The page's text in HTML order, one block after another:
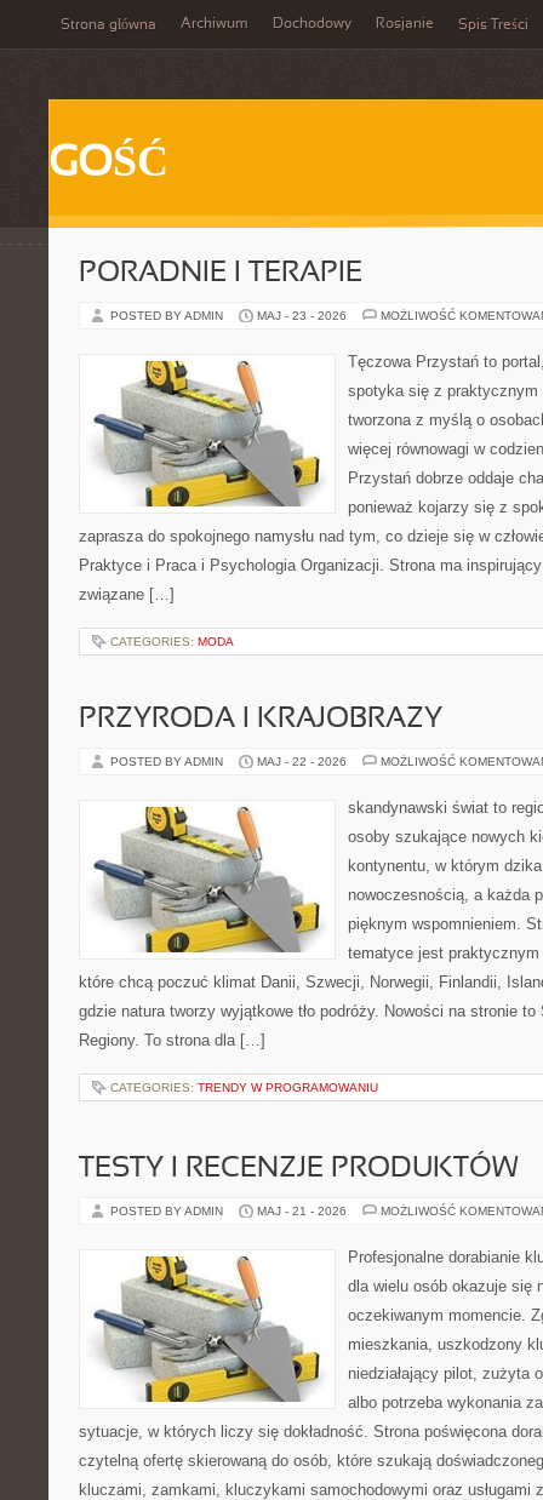
Strona główna Archiwum Dochodowy Rosjanie Spis Treści
GOŚĆ
PORADNIE I TERAPIE
POSTED BY ADMIN MAJ - 23 - 2026 MOŻLIWOŚĆ
Tęczowa Przystań to
spotyka się z praktycznym
tworzona z myślą o
więcej równowagi w
Przystań dobrze oddaje
ponieważ kojarzy się z
zaprasza do spokojnego namysłu nad tym, co dzieje się w
Praktyce i Praca i Psychologia Organizacji. Strona ma
związane […]
CATEGORIES: MODA
PRZYRODA I KRAJOBRAZY
POSTED BY ADMIN MAJ - 22 - 2026 MOŻLIWOŚĆ
skandynawski świat to
osoby szukające nowych
kontynentu, w którym
nowoczesnością, a każda
pięknym wspomnieniem.
tematyce jest
które chcą poczuć klimat Danii, Szwecji, Norwegii, Finlandii,
gdzie natura tworzy wyjątkowe tło podróży. Nowości na stronie
Regiony. To strona dla […]
CATEGORIES: TRENDY W PROGRAMOWANIU
TESTY I RECENZJE PRODUKTÓW
POSTED BY ADMIN MAJ - 21 - 2026 MOŻLIWOŚĆ
Profesjonalne dorabianie
dla wielu osób okazuje się
oczekiwanym momencie.
mieszkania, uszkodzony
niedziałający pilot, zużyta
albo potrzeba wykonania
sytuacje, w których liczy się dokładność. Strona poświęcona
czytelną ofertę skierowaną do osób, które szukają
kluczami, zamkami, kluczykami samochodowymi oraz usługami